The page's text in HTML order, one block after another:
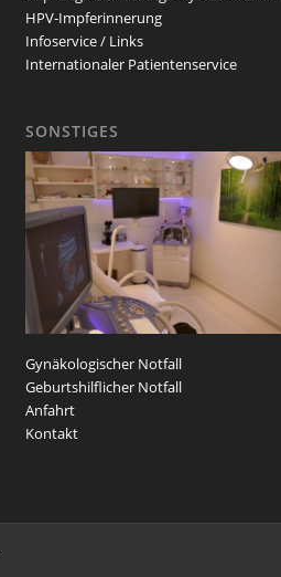
HPV-Impferinnerung
Infoservice / Links
Internationaler Patientenservice
SONSTIGES
Gynäkologischer Notfall
Geburtshilflicher Notfall
Anfahrt
Kontakt